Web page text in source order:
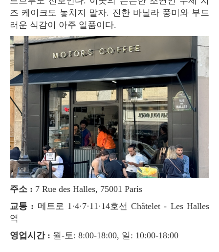
즈 케이크도 놓치지 말자. 진한 바닐라 풍미와 부드
러운 식감이 아주 일품이다.
주소 : 7 Rue des Halles, 75001 Paris
교통 : 메트로 1·4·7·11·14호선 Châtelet - Les Halles
역
영업시간 : 월-토: 8:00-18:00, 일: 10:00-18:00